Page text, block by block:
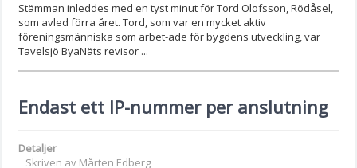
Stämman inleddes med en tyst minut för Tord Olofsson, Rödåsel,
som avled förra året. Tord, som var en mycket aktiv
föreningsmänniska som arbet-ade för bygdens utveckling, var
Tavelsjö ByaNäts revisor ...
Endast ett IP-nummer per anslutning
Detaljer
Skriven av Mårten Edberg